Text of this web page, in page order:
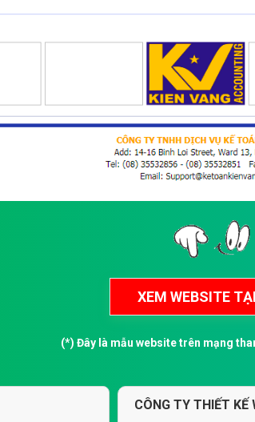
(*) Đây là mẫu website trên mạng
CÔNG TY THIẾT KẾ